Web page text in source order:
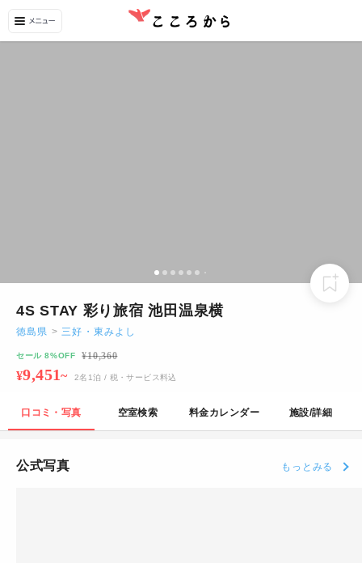
4S STAY 彩り旅宿 池田温泉横
徳島県 > 三好・東みよし
セール 8%OFF ¥10,360
¥9,451~ 2名 1泊 / 税・サービス料込
口コミ・写真 空室検索 料金カレンダー 施設/詳細
公式写真 もっとみる